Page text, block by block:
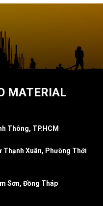
MATERIAL
Thông, TP.HCM
Thạnh Xuân, Phường Thới
Sơn, Đồng Tháp